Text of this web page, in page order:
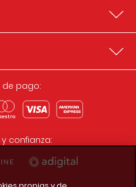
de pago:
confianza: